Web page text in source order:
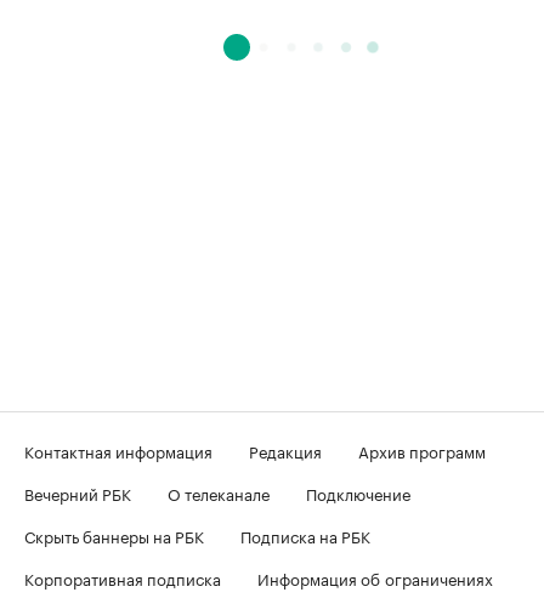
Контактная информация Редакция
Архив программ
Вечерний РБК
О телеканале
Подключение
Скрыть баннеры на РБК
Подписка на РБК
Корпоративная подписка
Информация об ограничениях